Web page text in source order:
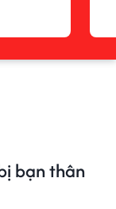
bạn thân